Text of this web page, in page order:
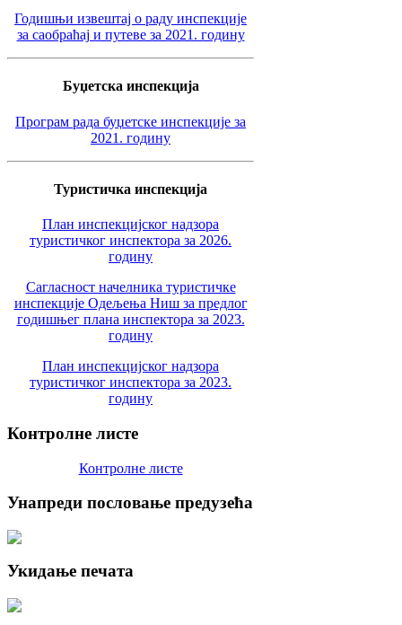
Годишњи извештај о раду инспекције
за саобраћај и путеве за 2021. годину
Буџетска инспекција
Програм рада буџетске инспекције за
2021. годину
Туристичка инспекција
План инспекцијског надзора
туристичког инспектора за 2026.
годину
Сагласност начелника туристичке
инспекције Одељења Ниш за предлог
годишњег плана инспектора за 2023.
годину
План инспекцијског надзора
туристичког инспектора за 2023.
годину
Контролне листе
Контролне листе
Унапреди пословање предузећа
Укидање печата